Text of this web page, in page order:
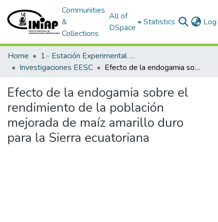
Communities
&
Collections
All of
DSpace
Statistics
Home
1.- Estación Experimental Santa Catalina
Investigaciones EESC
Efecto de la endogamia sobre el rendimiento de la población mejorada de maíz amarillo duro para la Sierra ecuatoriana
Efecto de la endogamia sobre el
rendimiento de la población
mejorada de maíz amarillo duro
para la Sierra ecuatoriana